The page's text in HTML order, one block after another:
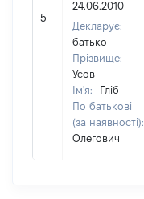
5
24.06.2010
Декларує:
батько
Прізвище:
Усов
Ім'я:
Гліб
По батькові
(за наявності):
Олегович